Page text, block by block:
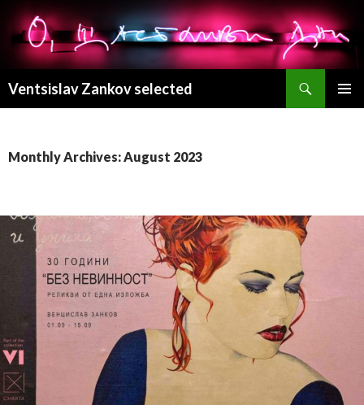
Ventsislav Zankov selected
Monthly Archives: August 2023